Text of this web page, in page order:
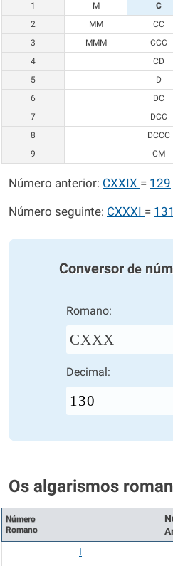
1
M C
2
MM CC
3
MMM CCC
4
CD
5
D
6
DC
7
DCC
8
DCCC
9
CM
Número anterior: CXXIX = 129
Número seguinte: CXXXI = 131
Conversor de
Romano:
CXXX
Decimal:
Os algarismos
Número
Romano
I